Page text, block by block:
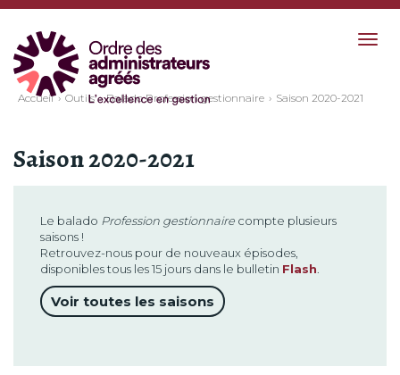
Accueil Outils Balado Profession gestionnaire Saison 2020-2021
Saison 2020-2021
Le balado Profession gestionnaire compte plusieurs
saisons !
Retrouvez-nous pour de nouveaux épisodes,
disponibles tous les 15 jours dans le bulletin Flash
Voir toutes les saisons